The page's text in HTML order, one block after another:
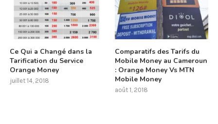
Ce Qui a Changé dans la
Tarification du Service
Orange Money
juillet 14, 2018
Comparatifs des Tarifs du
Mobile Money au Cameroun
: Orange Money Vs MTN
Mobile Money
août 1, 2018